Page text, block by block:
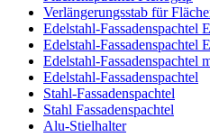
Verlängerungsstab für
Edelstahl-Fassadenspachtel
Edelstahl-Fassadenspachtel
Edelstahl-Fassadenspachtel
Edelstahl-Fassadenspachtel
Stahl-Fassadenspachtel
Stahl Fassadenspachtel
Alu-Stielhalter